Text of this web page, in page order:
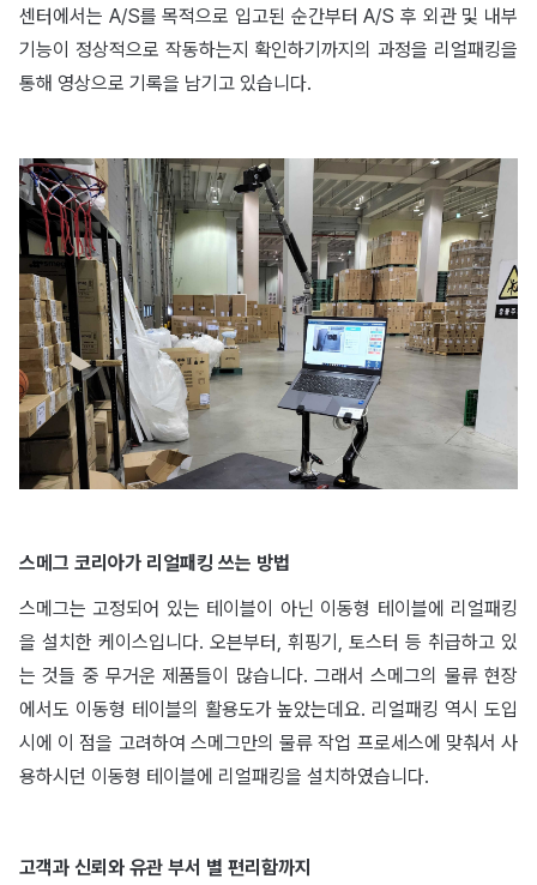
센터에서는 A/S를 목적으로 입고된 순간부터 A/S 후 외관 및 내부
기능이 정상적으로 작동하는지 확인하기까지의 과정을 리얼패킹을
통해 영상으로 기록을 남기고 있습니다.
스메그 코리아가 리얼패킹 쓰는 방법
스메그는 고정되어 있는 테이블이 아닌 이동형 테이블에 리얼패킹
을 설치한 케이스입니다. 오븐부터, 휘핑기, 토스터 등 취급하고 있
는 것들 중 무거운 제품들이 많습니다. 그래서 스메그의 물류 현장
에서도 이동형 테이블의 활용도가 높았는데요. 리얼패킹 역시 도입
시에 이 점을 고려하여 스메그만의 물류 작업 프로세스에 맞춰서 사
용하시던 이동형 테이블에 리얼패킹을 설치하였습니다.
고객과 신뢰와 유관 부서 별 편리함까지